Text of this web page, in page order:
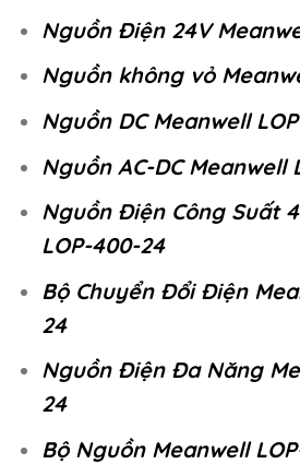
Nguồn Điện 24V
Nguồn không vỏ
Nguồn DC Meanwell
Nguồn AC-DC Meanwell
Nguồn Điện Công Suất
LOP-400-24
Bộ Chuyển Đổi Điện
24
Nguồn Điện Đa Năng
24
Bộ Nguồn Meanwell